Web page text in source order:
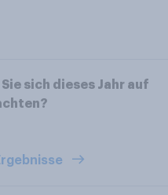
Sie sich dieses Jahr auf